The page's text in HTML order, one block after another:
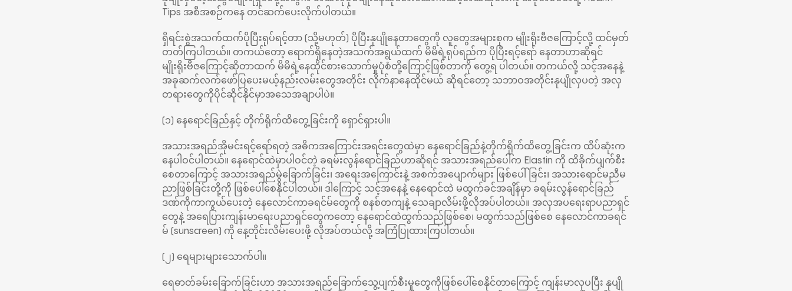
Tips အစီအစဉ်ကနေ တင်ဆက်ပေးလိုက်ပါတယ်။
ရှိရင်းစွဲအသက်ထက်ပိုပြီးရုပ်ရင့်တာ (သို့မဟုတ်) ပိုပြီးနုပျိုနေတာတွေကို လူတွေအများစုက မျိုးရိုးဗီဇကြောင့်လို့ ထင်မှတ်
တတ်ကြပါတယ်။ တကယ်တော့ ရောက်ရှိနေတဲ့အသက်အရွယ်ထက် မိမိရဲ့ရုပ်ရည်က ပိုပြီးရင့်ရော် နေတာဟာဆိုရင်
မျိုးရိုးဗီဇကြောင့်ဆိုတာထက် မိမိရဲ့နေထိုင်စားသောက်မှုပုံစံတို့ကြောင့်ဖြစ်တာကို တွေ့ရ ပါတယ်။ တကယ်လို့ သင့်အနေနဲ့
အခုဆက်လက်ဖော်ပြပေးမယ့်နည်းလမ်းတွေအတိုင်း လိုက်နာနေထိုင်မယ် ဆိုရင်တော့ သဘာဝအတိုင်းနုပျိုလှပတဲ့ အလှ
တရားတွေကိုပိုင်ဆိုင်နိုင်မှာအသေအချာပါပဲ။
(၁) နေရောင်ခြည်နှင့် တိုက်ရိုက်ထိတွေ့ခြင်းကို ရှောင်ရှားပါ။
အသားအရည်အိုမင်းရင့်ရော်ရတဲ့ အဓိကအကြောင်းအရင်းတွေထဲမှာ နေရောင်ခြည်နဲ့တိုက်ရိုက်ထိတွေ့ခြင်းက ထိပ်ဆုံးက
နေပါဝင်ပါတယ်။ နေရောင်ထဲမှာပါဝင်တဲ့ ခရမ်းလွန်ရောင်ခြည်ဟာဆိုရင် အသားအရည်ပေါ်က Elastin ကို ထိခိုက်ပျက်စီး
စေတာကြောင့် အသားအရည်မွဲခြောက်ခြင်း၊ အရေးအကြောင်းနဲ့ အစက်အပျောက်များ ဖြစ်ပေါ်ခြင်း၊ အသားရောင်မညီမ
ညာဖြစ်ခြင်းတို့ကို ဖြစ်ပေါ်စေနိုင်ပါတယ်။ ဒါကြောင့် သင့်အနေနဲ့ နေရောင်ထဲ မထွက်ခင်အချိန်မှာ ခရမ်းလွန်ရောင်ခြည်
ဒဏ်ကိုကာကွယ်ပေးတဲ့ နေလောင်ကာခရင်မ်တွေကို စနစ်တကျနဲ့ သေချာလိမ်းဖို့လိုအပ်ပါတယ်။ အလှအပရေးရာပညာရှင်
တွေနဲ့ အရေပြားကျန်းမာရေးပညာရှင်တွေကတော့ နေရောင်ထဲထွက်သည်ဖြစ်စေ၊ မထွက်သည်ဖြစ်စေ နေလောင်ကာခရင်
မ် (sunscreen) ကို နေ့တိုင်းလိမ်းပေးဖို့ လိုအပ်တယ်လို့ အကြံပြုထားကြပါတယ်။
(၂) ရေများများသောက်ပါ။
ရေဓာတ်ခမ်းခြောက်ခြင်းဟာ အသားအရည်ခြောက်သွေ့ပျက်စီးမှုတွေကိုဖြစ်ပေါ်စေနိုင်တာကြောင့် ကျန်းမာလှပပြီး နုပျို